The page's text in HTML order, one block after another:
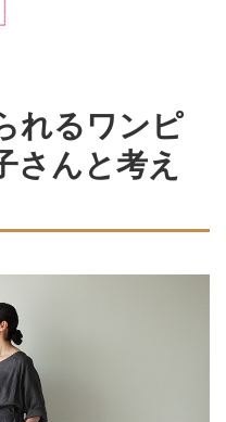
れるワンピ
さんと考え